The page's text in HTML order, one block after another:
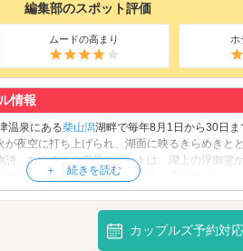
編集部のスポット評価
ムードの高まり ホ
情報
温泉にある柴山潟湖畔で毎年8月1日から30日
夜空に打ち上げられ、湖面に映るきらめきと
。おすすめの鑑賞スポットは、湖上の浮御堂
地ならではの贅沢です。恋人と手を取り合い
風とともに、ふたりの心にも温かな火花が灯
加賀分校エリアのラブホテル
カップルズ予約対